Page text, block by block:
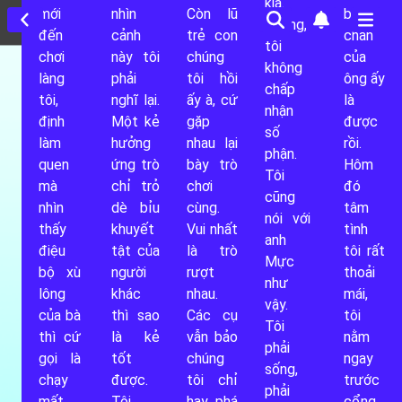
mới
đến
chơi
làng
tôi,
định
làm
quen
mà
nhìn
thấy
điệu
bộ xù
lông
của bà
thì cứ
gọi là
chạy
nhìn
cảnh
này tôi
phải
nghĩ lại.
Một kẻ
hưởng
ứng trò
chỉ trỏ
dè bỉu
khuyết
tật của
người
khác
thì sao
là kẻ
tốt
được.
Còn lũ
trẻ con
chúng
tôi hồi
ấy à, cứ
gặp
nhau lại
bày trò
chơi
cùng.
Vui nhất
là trò
rượt
nhau.
Các cụ
vẫn bảo
chúng
tôi chỉ
Không,
tôi
không
chấp
nhận
số
phận.
Tôi
cũng
nói với
anh
Mực
như
vậy.
Tôi
phải
sống,
phải
bước
chân
của
ông ấy
là
được
rồi.
Hôm
đó
tâm
tình
tôi rất
thoải
mái,
tôi
nằm
ngay
trước